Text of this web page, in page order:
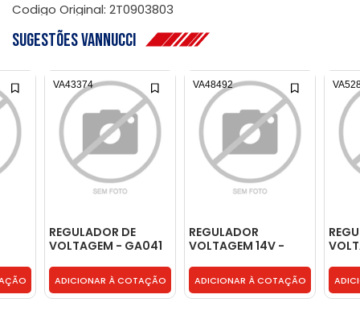
Codigo Original: 2T0903803
Sugestões Vannucci
REGULADOR DE
VOLTAGEM - GA041
ADICIONAR À COTAÇÃO
VA43374
REGULADOR
VOLTAGEM 14V -
ADICIONAR À COTAÇÃO
VA48492